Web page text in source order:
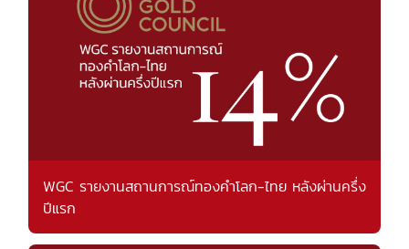
WGC รายงานสถานการณ์ทองคำโลก-ไทย หลังผ่านครึ่ง
ปีแรก